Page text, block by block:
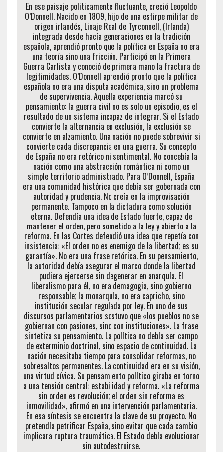
En ese paisaje politicamente fluctuante, creció Leopoldo
O’Donnell. Nacido en 1809, hijo de una estirpe militar de
origen irlandés, Linaje Real de Tyrconnell, (Irlanda)
integrada desde hacía generaciones en la tradición
española, aprendió pronto que la política en España no era
una teoría sino una fricción. Participó en la Primera
Guerra Carlista y conoció de primera mano la fractura de
legitimidades. O’Donnell aprendió pronto que la política
española no era una disputa académica, sino un problema
de supervivencia. Aquella experiencia marcó su
pensamiento: la guerra civil no es solo un episodio, es el
resultado de un sistema incapaz de integrar. Si el Estado
convierte la alternancia en exclusión, la exclusión se
convierte en alzamiento. Una nación no puede sobrevivir si
convierte cada discrepancia en una guerra. Su concepto
de España no era retórico ni sentimental. No concebía la
nación como una abstracción romántica ni como un
simple territorio administrado. Para O’Donnell, España
era una comunidad histórica que debía ser gobernada con
autoridad y prudencia. No creía en la improvisación
permanente. Tampoco en la dictadura como solución
eterna. Defendía una idea de Estado fuerte, capaz de
mantener el orden, pero sometido a la ley y abierto a la
reforma. En las Cortes defendió una idea que repetía con
insistencia: «El orden no es enemigo de la libertad; es su
garantía». No era una frase retórica. En su pensamiento,
la autoridad debía asegurar el marco donde la libertad
pudiera ejercerse sin degenerar en anarquía. El
liberalismo para él, no era demagogia, sino gobierno
responsable; la monarquía, no era capricho, sino
institución secular regulada por ley. En uno de sus
discursos parlamentarios sostuvo que «los pueblos no se
gobiernan con pasiones, sino con instituciones». La frase
sintetiza su pensamiento. La política no debía ser campo
de exterminio doctrinal, sino espacio de continuidad. La
nación necesitaba tiempo para consolidar reformas, no
sobresaltos permanentes. La continuidad era en su visión,
una virtud cívica. Su pensamiento político giraba en torno
a una tensión central: estabilidad y reforma. «La reforma
sin orden es revolución; el orden sin reforma es
inmovilidad», afirmó en una intervención parlamentaria.
En esa síntesis se encuentra la clave de su proyecto. No
pretendía petrificar España, sino evitar que cada cambio
implicara ruptura traumática. El Estado debía evolucionar
sin autodestruirse.